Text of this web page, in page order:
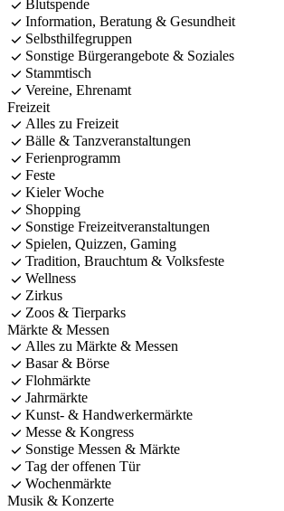
Blutspende
Information, Beratung & Gesundheit
Selbsthilfegruppen
Sonstige Bürgerangebote & Soziales
Stammtisch
Vereine, Ehrenamt
Freizeit
Alles zu Freizeit
Bälle & Tanzveranstaltungen
Ferienprogramm
Feste
Kieler Woche
Shopping
Sonstige Freizeitveranstaltungen
Spielen, Quizzen, Gaming
Tradition, Brauchtum & Volksfeste
Wellness
Zirkus
Zoos & Tierparks
Märkte & Messen
Alles zu Märkte & Messen
Basar & Börse
Flohmärkte
Jahrmärkte
Kunst- & Handwerkermärkte
Messe & Kongress
Sonstige Messen & Märkte
Tag der offenen Tür
Wochenmärkte
Musik & Konzerte